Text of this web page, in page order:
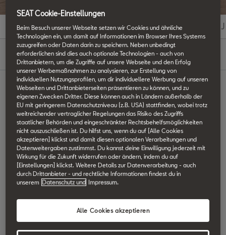
A B C D E F G H J
SEAT Technik Lexikon durchsuchen.
Knieairbag
Der Knieairbag zählt zu den neuesten Innovationen, die aus der
Unfallforschung entwickelt wurden. Die Sicherheitsausstattung
der SEAT Fahrzeuge wird durch den Knieairbag auf der
Fahrerseite komplettiert.
Das Modul deckt den unteren Teil des Armaturenbretts
SEAT Cookie-Einstellungen
Beim Besuch unserer Webseite setzen wir Cookies und ähnliche
Technologien ein, um damit auf Informationen im Browser Ihres Systems
zuzugreifen oder Daten darin zu speichern. Neben unbedingt
erforderlichen sind dies auch optionale Technologien - auch von
Drittanbietern, um die Zugriffe auf unsere Webseite und den Erfolg
unserer Werbemaßnahmen zu analysieren, zur Erstellung von
individuellen Nutzungsprofilen, um dir individuellere Werbung auf unseren
Webseiten und Drittanbieterseiten präsentieren zu können, und zu
eigenen Zwecken Dritter. Diese können auch in Ländern außerhalb der
EU mit geringerem Datenschutzniveau (z.B. USA) stattfinden, wobei trotz
weitreichender vertraglicher Regelungen das Risiko des Zugriffs
staatlicher Behörden und eingeschränkter Rechtsbehelfsmöglichkeiten
nicht auszuschließen ist. Du hilfst uns, wenn du auf [Alle Cookies
akzeptieren] klickst und damit diesen optionalen Verarbeitungen und
Datenweitergaben zustimmst. Du kannst deine Einwilligung jederzeit mit
Wirkung für die Zukunft widerrufen oder ändern, indem du auf
[Einstellungen] klickst. Weitere Details zur Datenverarbeitung - auch
durch Drittanbieter - und rechtliche Informationen findest du in
unserem
Datenschutz und Impressum.
Alle Cookies akzeptieren